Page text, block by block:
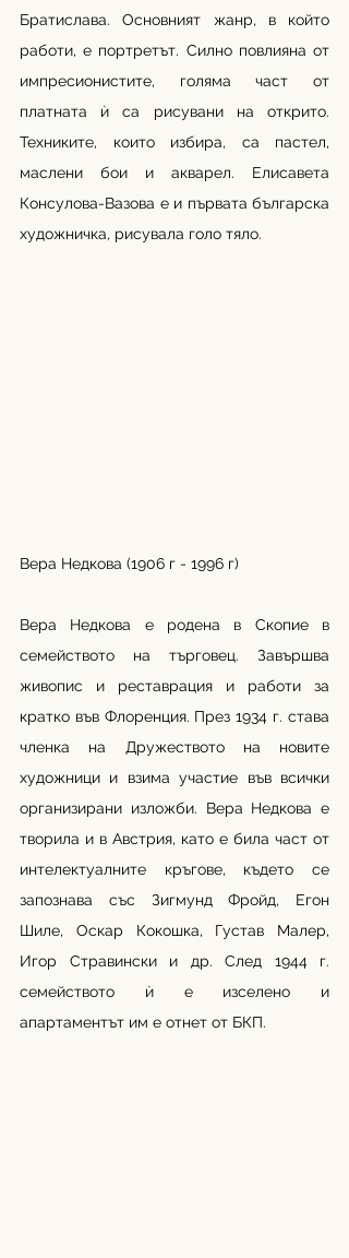
Братислава. Основният жанр, в който
работи, е портретът. Силно повлияна от
импресионистите, голяма част от
платната ѝ са рисувани на открито.
Техниките, които избира, са пастел,
маслени бои и акварел. Елисавета
Консулова-Вазова е и първата българска
художничка, рисувала голо тяло.
Вера Недкова (1906 г - 1996 г)
Вера Недкова е родена в Скопие в
семейството на търговец. Завършва
живопис и реставрация и работи за
кратко във Флоренция. През 1934 г. става
членка на Дружеството на новите
художници и взима участие във всички
организирани изложби. Вера Недкова е
творила и в Австрия, като е била част от
интелектуалните кръгове, където се
запознава със Зигмунд Фройд, Егон
Шиле, Оскар Кокошка, Густав Малер,
Игор Стравински и др. След 1944 г.
семейството ѝ е изселено и
апартаментът им е отнет от БКП.